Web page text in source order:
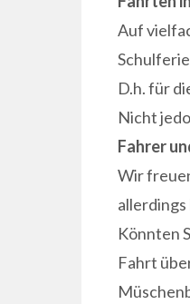
Auf
D.h. für
Nicht
Fahrer
Wir
Könnten
Fahrt